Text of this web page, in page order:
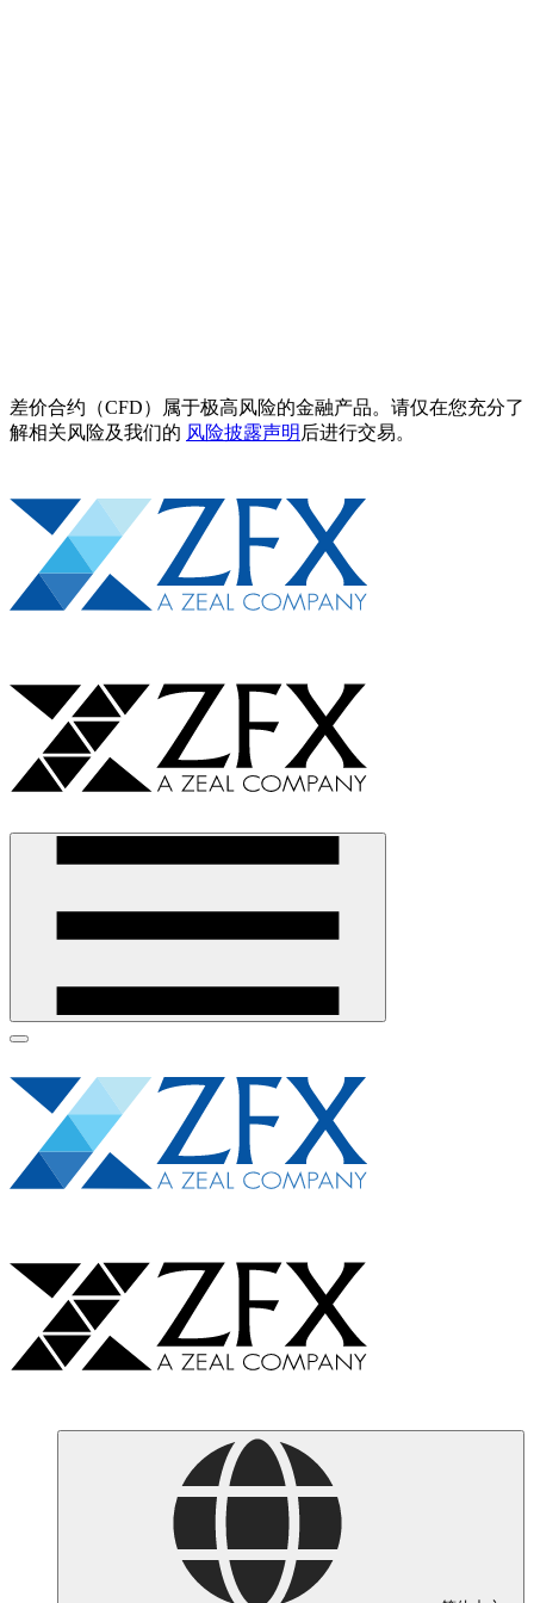
差价合约（CFD）属于极高风险的金融产品。请仅在您充分了
解相关风险及我们的 风险披露声明 后进行交易。